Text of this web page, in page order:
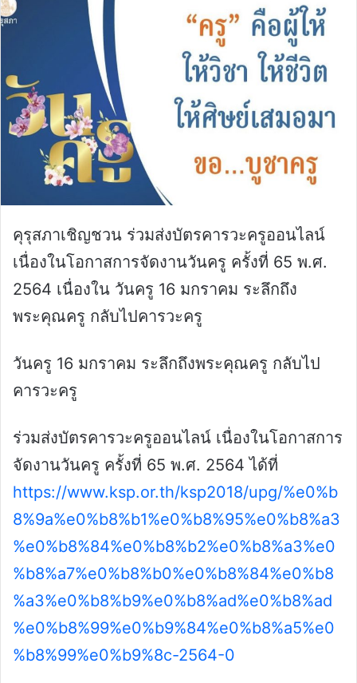
คุรุสภาเชิญชวน ร่วมส่งบัตรคารวะครูออนไลน์
เนื่องในโอกาสการจัดงานวันครู ครั้งที่ 65 พ.ศ.
2564 เนื่องใน วันครู 16 มกราคม ระลึกถึง
พระคุณครู กลับไปคารวะครู
วันครู 16 มกราคม ระลึกถึงพระคุณครู กลับไป
คารวะครู
ร่วมส่งบัตรคารวะครูออนไลน์ เนื่องในโอกาสการ
จัดงานวันครู ครั้งที่ 65 พ.ศ. 2564 ได้ที่
https://www.ksp.or.th/ksp2018/upg/%e0%b
8%9a%e0%b8%b1%e0%b8%95%e0%b8%a3
%e0%b8%84%e0%b8%b2%e0%b8%a3%e0
%b8%a7%e0%b8%b0%e0%b8%84%e0%b8
%a3%e0%b8%b9%e0%b8%ad%e0%b8%ad
%e0%b8%99%e0%b9%84%e0%b8%a5%e0
%b8%99%e0%b9%8c-2564-0